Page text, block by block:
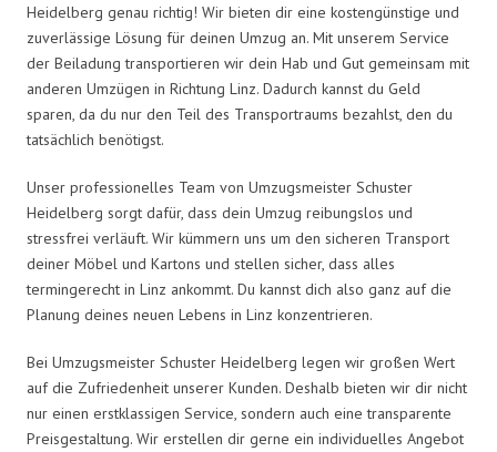
Heidelberg genau richtig! Wir bieten dir eine kostengünstige und
zuverlässige Lösung für deinen Umzug an. Mit unserem Service
der Beiladung transportieren wir dein Hab und Gut gemeinsam mit
anderen Umzügen in Richtung Linz. Dadurch kannst du Geld
sparen, da du nur den Teil des Transportraums bezahlst, den du
tatsächlich benötigst.
Unser professionelles Team von Umzugsmeister Schuster
Heidelberg sorgt dafür, dass dein Umzug reibungslos und
stressfrei verläuft. Wir kümmern uns um den sicheren Transport
deiner Möbel und Kartons und stellen sicher, dass alles
termingerecht in Linz ankommt. Du kannst dich also ganz auf die
Planung deines neuen Lebens in Linz konzentrieren.
Bei Umzugsmeister Schuster Heidelberg legen wir großen Wert
auf die Zufriedenheit unserer Kunden. Deshalb bieten wir dir nicht
nur einen erstklassigen Service, sondern auch eine transparente
Preisgestaltung. Wir erstellen dir gerne ein individuelles Angebot